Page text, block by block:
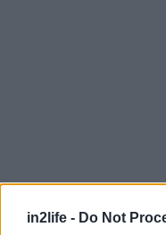
in2life - Do Not